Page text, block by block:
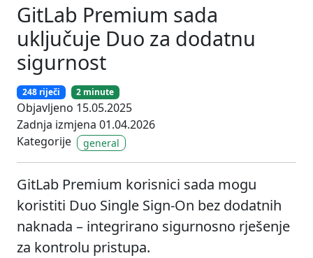
GitLab Premium sada
uključuje Duo za dodatnu
sigurnost
248 riječi 2 minute
Objavljeno 15.05.2025
Zadnja izmjena 01.04.2026
Kategorije
general
GitLab Premium korisnici sada mogu
koristiti Duo Single Sign-On bez dodatnih
naknada – integrirano sigurnosno rješenje
za kontrolu pristupa.